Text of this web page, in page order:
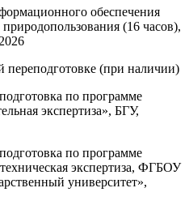
обеспечения
(16 часов),
переподготовке (при наличии)
по программе
экспертиза», БГУ,
по программе
экспертиза, ФГБОУ
университет»,